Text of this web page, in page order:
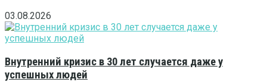
03.08.2026
Внутренний кризис в 30 лет случается даже у
успешных людей